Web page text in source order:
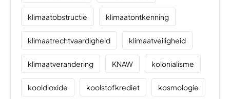
klimaatobstructie klimaatontkenning
klimaatrechtvaardigheid klimaatveiligheid
klimaatverandering KNAW kolonialisme
kooldioxide koolstofkrediet kosmologie